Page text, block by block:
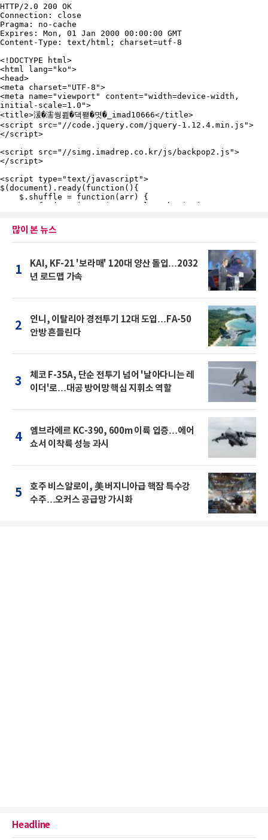
많이 본 뉴스
1
KAI, KF-21 '보라매' 120대 양산 돌입…2032
년 로드맵 가속
2
인니, 이탈리아 경전투기 12대 도입…FA-50
안방 흔들린다
3
체코 F-35A, 단순 전투기 넘어 '날아다니는 레
이더'로…대공 방어망 핵심 지휘소 역할
4
엠브라에르 KC-390, 600m 이륙 입증…에어
쇼서 이착륙 성능 과시
5
호주 비스알로이, 美 버지니아급 핵잠 특수강
수주…오커스 공급망 가시화
Headline